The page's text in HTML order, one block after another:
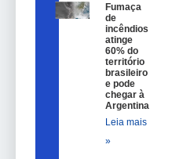
Fumaça
de
incêndios
atinge
60% do
território
brasileiro
e pode
chegar à
Argentina
Leia mais
»